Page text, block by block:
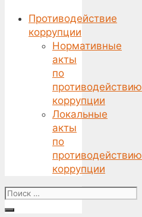
Противодействие
коррупции
Нормативные
акты
по
противодействию
коррупции
Локальные
акты
по
противодействию
коррупции
Поиск
for: